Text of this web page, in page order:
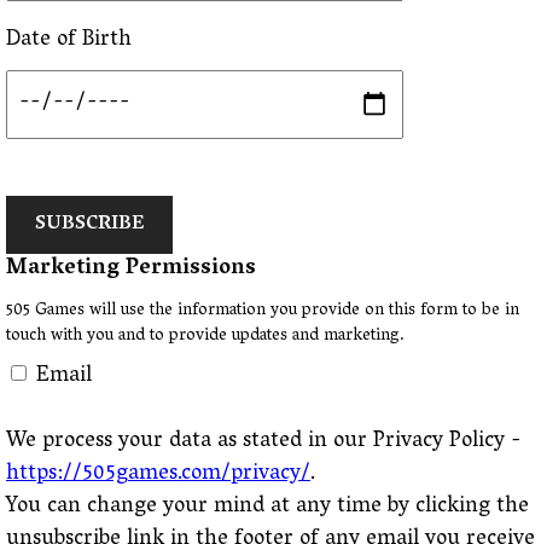
Date of Birth
SUBSCRIBE
Marketing Permissions
505 Games will use the information you provide on this form to be in
touch with you and to provide updates and marketing.
Email
We process your data as stated in our Privacy Policy -
https://505games.com/privacy/.
You can change your mind at any time by clicking the